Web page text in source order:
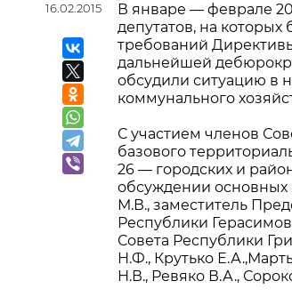
16.02.2015
В январе — феврале
депутатов, на
требований
дальнейшей
обсудили ситуацию в
коммунального
С участием членов
базового
26 — городских и
обсуждении основных
М.В., заместитель
Республики
Совета Республики
Н.Ф., Крутько
Н.В., Ревяко В.А.,